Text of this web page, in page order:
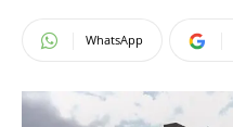
WhatsApp